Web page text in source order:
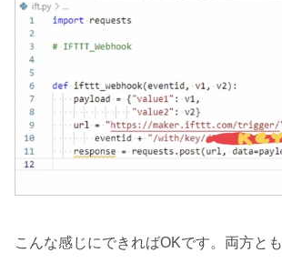
こんな感じにできればOKです。両方と